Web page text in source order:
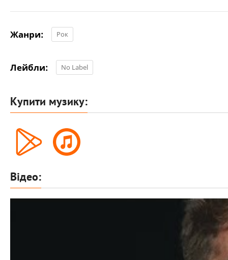
Жанри: Рок
Лейбли: No Label
Купити музику:
Відео: